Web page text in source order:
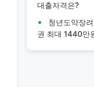
대출자격은?
청년도약장
권 최대 1440만